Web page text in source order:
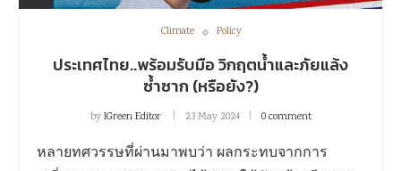
Climate Policy
ประเทศไทย..พร้อมรับมือ วิกฤตน้ำและภัยแล้ง
ซ้ำซาก (หรือยัง?)
byIGreen Editor 23 May 2024 0 comment
หลายทศวรรษที่ผ่านมาพบว่า ผลกระทบจากการ